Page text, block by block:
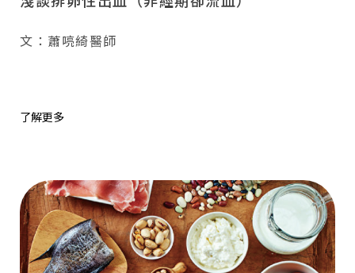
文：蕭喨綺醫師
了解更多